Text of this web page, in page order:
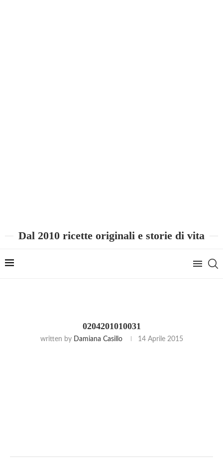
Dal 2010 ricette originali e storie di vita
0204201010031
written by Damiana Casillo 14 Aprile 2015